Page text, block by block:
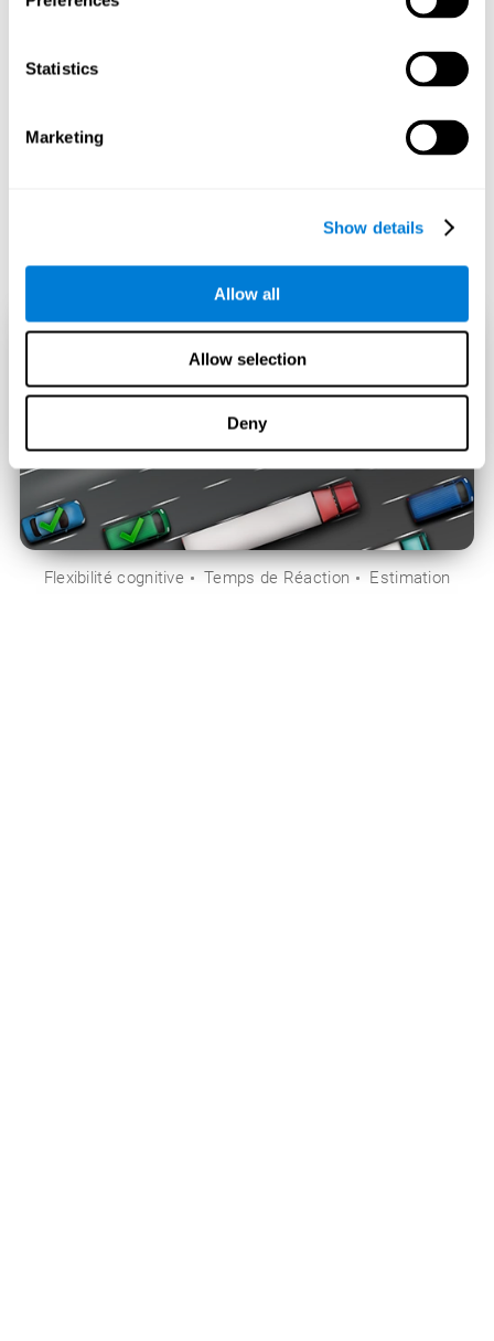
Statistics
Marketing
Show details
Allow all
Allow selection
Deny
Flexibilité cognitive Temps de Réaction Estimation